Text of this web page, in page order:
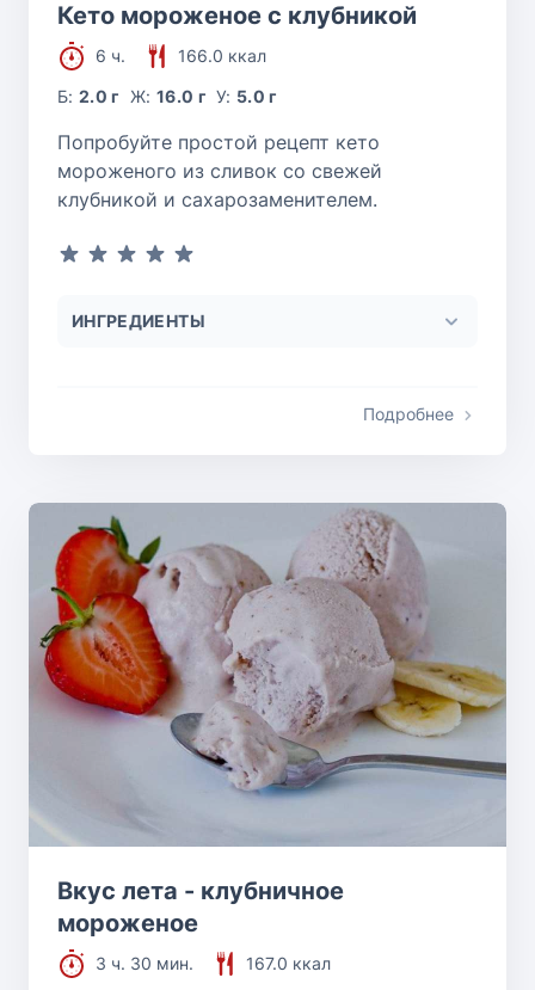
Кето мороженое с клубникой
6 ч.
166.0 ккал
Б:2.0 г Ж: 16.0 г У: 5.0 г
Попробуйте простой рецепт кето
мороженого из сливок со свежей
клубникой и сахарозаменителем.
ИНГРЕДИЕНТЫ
Подробнее
Вкус лета - клубничное
мороженое
3 ч. 30 мин.
167.0 ккал